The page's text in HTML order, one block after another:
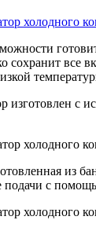
сохранит все
изготовлен с
из
подачи с